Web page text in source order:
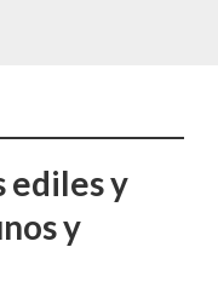
cuestionada”.
ediles y
y